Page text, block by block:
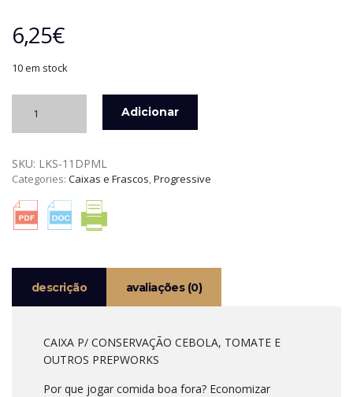
6,25€
10 em stock
CAIXA
CONSERVAÇÃO
CEBOLA,
E
OUTROS
Adicionar
SKU: LKS-11DPML
Categories: Caixas e Frascos Progressive
descrição avaliações (0)
CAIXA P/ CONSERVAÇÃO CEBOLA, TOMATE E
OUTROS PREPWORKS
Por que jogar comida boa fora? Economizar